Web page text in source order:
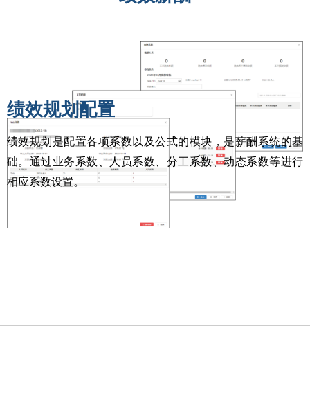
绩效规划配置
绩效规划是配置各项系数以及公式的模块，是薪酬系统的基
础。通过业务系数、人员系数、分工系数、动态系数等进行
相应系数设置。